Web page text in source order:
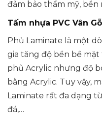
đảm bảo thẩm mỹ, bền
Tấm nhựa PVC Vân
Phủ Laminate là một
gia tăng độ bền bề
phủ Acrylic nhưng độ
bằng Acrylic. Tuy vậy,
Laminate rất đa dạng
đá,…